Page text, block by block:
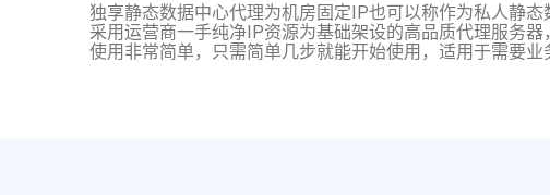
独享静态数据中心代理为机房固定IP也可以称作为私人静
采用运营商一手纯净IP资源为基础架设的高品质代理服务
使用非常简单，只需简单几步就能开始使用，适用于需要业